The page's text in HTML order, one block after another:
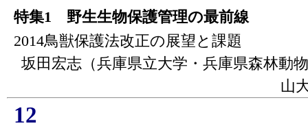
特集1 野生生物保護管理の最前線
2014鳥獣保護法改正の展望と課題
坂田宏志（兵庫県立大学・兵庫県森林動
山
12